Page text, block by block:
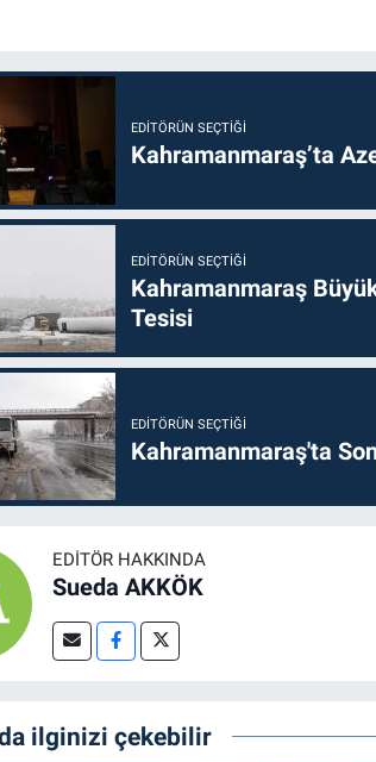
EDITÖRÜN SEÇTIĞI
Kahramanmaraş’ta
EDITÖRÜN SEÇTIĞI
Kahramanmaraş
Tesisi
EDITÖRÜN SEÇTIĞI
Kahramanmaraş'ta Son
EDITÖR HAKKINDA
Sueda AKKÖK
ilginizi çekebilir